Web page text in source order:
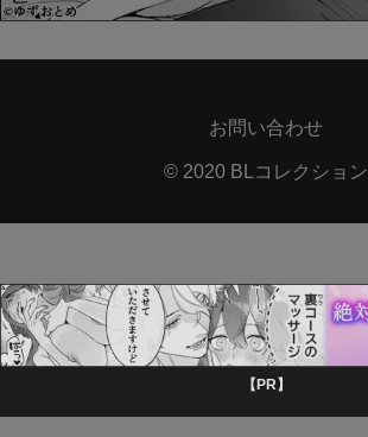
お問い合わせ
© 2020 BLコレクション